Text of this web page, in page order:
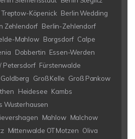
Treptow-Köpenick Berlin Wedding
Zehlendorf Berlin-Zehlendorf
Mahlow Borgsdorf Calpe
Dobbertin Essen-Werden
Petersdorf Fürstenwalde
Goldberg Groß Kelle Groß Pankow
Heidesee Kambs
Wusterhausen
Mahlow Malchow
Mittenwalde OT Motzen Oliva